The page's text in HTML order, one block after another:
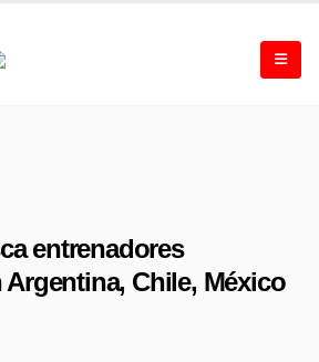
entrenadores
Chile, México